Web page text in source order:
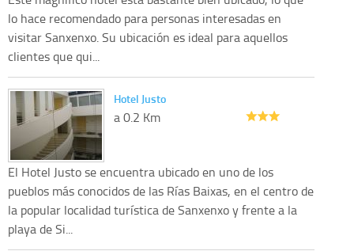
lo hace recomendado para personas interesadas en
visitar Sanxenxo. Su ubicación es ideal para aquellos
clientes que qui...
Hotel Justo
a 0.2 Km
El Hotel Justo se encuentra ubicado en uno de los
pueblos más conocidos de las Rías Baixas, en el centro de
la popular localidad turística de Sanxenxo y frente a la
playa de Si...